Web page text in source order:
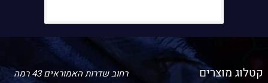
קטלוג מוצרים
רחוב שדרות האמוראים 43 רמה